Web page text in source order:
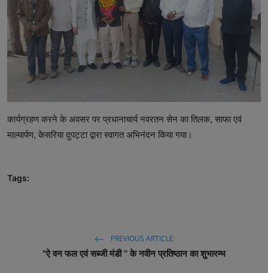
कार्यग्रहण करने के अवसर पर प्रधानाचार्य नवरतन सेन का तिलक, साफा एवं
माल्यार्पण, केसरिया दुपट्टा द्वारा स्वागत अभिनंदन किया गया।
Tags:
PREVIOUS ARTICLE
"ऐ वन फल एवं सब्जी मंडी ’’ के नवीन प्रतिष्ठान का शुभारम्भ